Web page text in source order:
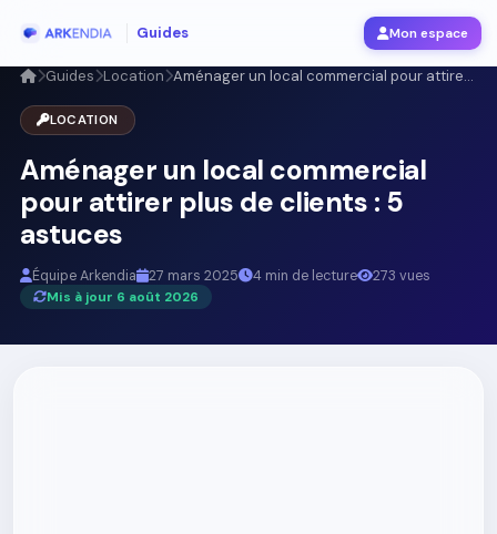
Guides Mon espace
Guides Location Aménager un local commercial pour attire...
LOCATION
Aménager un local commercial
pour attirer plus de clients : 5
astuces
Équipe Arkendia 27 mars 2025 4 min de lecture
273 vues
Mis à jour 6 août 2026